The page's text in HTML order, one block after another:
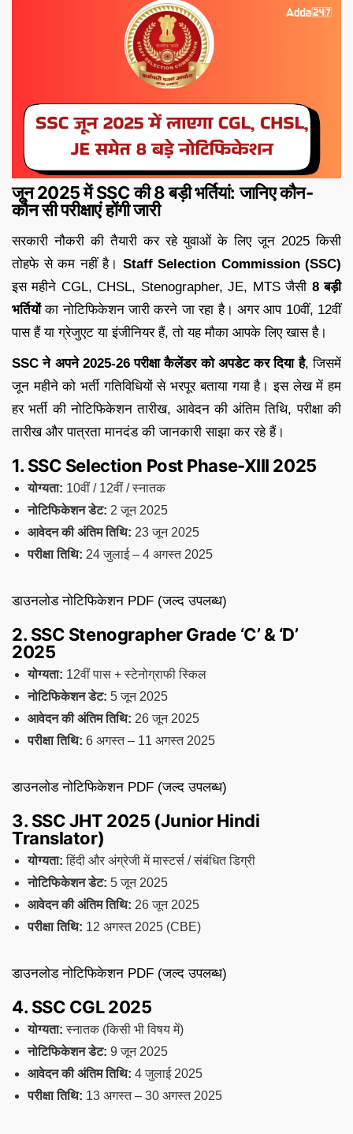
जून 2025 में SSC की 8 बड़ी भर्तियां: जानिए कौन-
कौन सी परीक्षाएं होंगी जारी
सरकारी नौकरी की तैयारी कर रहे युवाओं के लिए जून 2025 किसी
तोहफे से कम नहीं है। Staff Selection Commission (SSC)
इस महीने CGL, CHSL, Stenographer, JE, MTS जैसी 8 बड़ी
भर्तियोंका नोटिफिकेशन जारी करने जा रहा है। अगर आप 10वीं, 12वीं
पास हैं या ग्रेजुएट या इंजीनियर हैं, तो यह मौका आपके लिए खास है।
SSC ने अपने 2025-26 परीक्षा कैलेंडर को अपडेट कर दिया है, जिसमें
जून महीने को भर्ती गतिविधियों से भरपूर बताया गया है। इस लेख में हम
हर भर्ती की नोटिफिकेशन तारीख, आवेदन की अंतिम तिथि, परीक्षा की
तारीख और पात्रता मानदंड की जानकारी साझा कर रहे हैं।
1. SSC Selection Post Phase-XIII 2025
योग्यता: 10वीं / 12वीं / स्नातक
नोटिफिकेशन डेट: 2 जून 2025
आवेदन की अंतिम तिथि: 23 जून 2025
परीक्षा तिथि: 24 जुलाई – 4 अगस्त 2025
डाउनलोड नोटिफिकेशन PDF (जल्द उपलब्ध)
2. SSC Stenographer Grade ‘C’ & ‘D’
2025
योग्यता: 12वीं पास + स्टेनोग्राफी स्किल
नोटिफिकेशन डेट: 5 जून 2025
आवेदन की अंतिम तिथि: 26 जून 2025
परीक्षा तिथि: 6 अगस्त – 11 अगस्त 2025
डाउनलोड नोटिफिकेशन PDF (जल्द उपलब्ध)
3. SSC JHT 2025 (Junior Hindi
Translator)
योग्यता: हिंदी और अंग्रेजी में मास्टर्स / संबंधित डिग्री
नोटिफिकेशन डेट: 5 जून 2025
आवेदन की अंतिम तिथि: 26 जून 2025
परीक्षा तिथि: 12 अगस्त 2025 (CBE)
डाउनलोड नोटिफिकेशन PDF (जल्द उपलब्ध)
4. SSC CGL 2025
योग्यता: स्नातक (किसी भी विषय में)
नोटिफिकेशन डेट: 9 जून 2025
आवेदन की अंतिम तिथि: 4 जुलाई 2025
परीक्षा तिथि: 13 अगस्त – 30 अगस्त 2025